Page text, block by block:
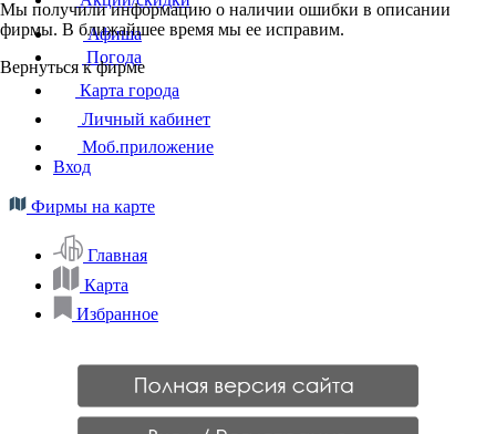
Мы получили информацию о наличии ошибки в описании
фирмы. В ближайшее время мы ее исправим.
Вернуться к фирме
Афиша
Погода
Карта города
Личный кабинет
Моб.приложение
Вход
Фирмы на карте
Главная
Карта
Избранное